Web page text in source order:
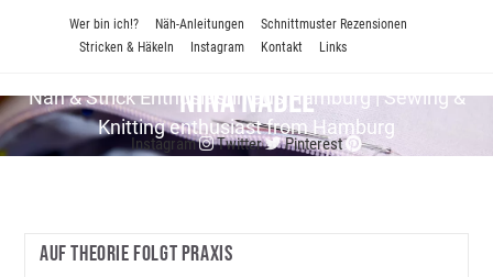
Wer bin ich!? Näh-Anleitungen
Schnittmuster Rezensionen
Stricken & Häkeln
Instagram Kontakt Links
Nina Nadel
Näh & Strick En­thu­si­as­tin aus Hamburg | Sewing &
Knitting enthusiast from Hamburg
Instagram Twitter Pinterest
Auf Theorie Folgt Praxis